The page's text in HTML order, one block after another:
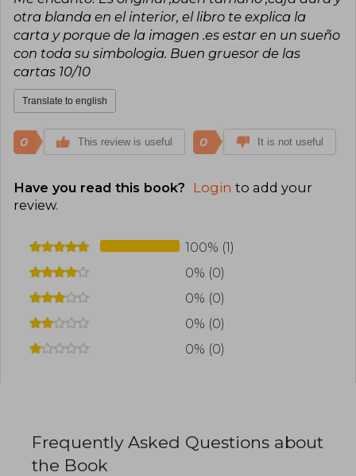
ecológica. Cecilia Lallari se distingue por su
mirada integradora y su capacidad para unir arte,
mitología y autoconocimiento en una propuesta
coherente y evocadora.
otra blanda en el interior, el libro te explica la
carta y porque de la imagen .es estar en un sueño
con toda su simbologia. Buen gruesor de las
cartas 10/10
Translate to english
0 This review is useful 0 It is not useful
Have you read this book? Login to add your
review.
100% (1)
0% (0)
0% (0)
0% (0)
0% (0)
Frequently Asked Questions about
the Book